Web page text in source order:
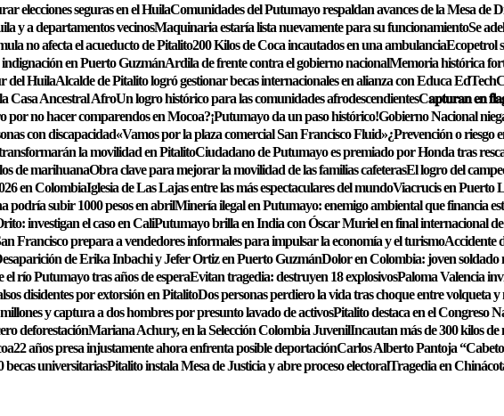
elecciones seguras en el HuilaComunidades del Putumayo respaldan avances de la Mesa de
y a departamentos vecinosMaquinaria estaría lista nuevamente para su funcionamientoSe
no afecta el acueducto de Pitalito200 Kilos de Coca incautados en una ambulanciaEcopetrol
en Puerto GuzmánArdila de frente contra el gobierno nacionalMemoria histórica
del HuilaAlcalde de Pitalito logró gestionar becas internacionales en alianza con Educa EdTech
Casa Ancestral AfroUn logro histórico para las comunidades afrodescendientesC𝐚𝐩𝐭𝐮𝐫𝐚𝐧 𝐞𝐧
por no hacer comparendos en Mocoa?¡Putumayo da un paso histórico!Gobierno Nacional
con discapacidad«Vamos por la plaza comercial San Francisco Fluid»¿Prevención o riesgo
la movilidad en PitalitoCiudadano de Putumayo es premiado por Honda tras
de marihuanaObra clave para mejorar la movilidad de las familias cafeterasEl logro del
en ColombiaIglesia de Las Lajas entre las más espectaculares del mundoViacrucis en Puerto
podría subir 1000 pesos en abrilMinería ilegal en Putumayo: enemigo ambiental que financia
investigan el caso en CaliPutumayo brilla en India con Óscar Muriel en final internacional
Francisco prepara a vendedores informales para impulsar la economía y el turismoAccidente
de Erika Inbachi y Jefer Ortiz en Puerto GuzmánDolor en Colombia: joven soldado
río Putumayo tras años de esperaEvitan tragedia: destruyen 18 explosivosPaloma Valencia
disidentes por extorsión en PitalitoDos personas perdiero la vida tras choque entre volqueta
y captura a dos hombres por presunto lavado de activosPitalito destaca en el Congreso
deforestaciónMariana Achury, en la Selección Colombia JuvenilIncautan más de 300 kilos
22 años presa injustamente ahora enfrenta posible deportaciónCarlos Alberto Pantoja
universitariasPitalito instala Mesa de Justicia y abre proceso electoralTragedia en